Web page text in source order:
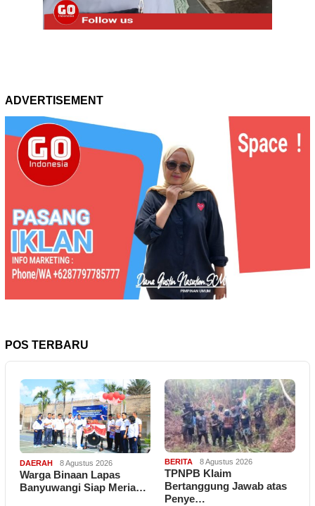
ADVERTISEMENT
POS TERBARU
DAERAH 8 Agustus 2026
Warga Binaan Lapas
Banyuwangi Siap Meria…
BERITA 8 Agustus 2026
TPNPB Klaim
Bertanggung Jawab atas
Penye…